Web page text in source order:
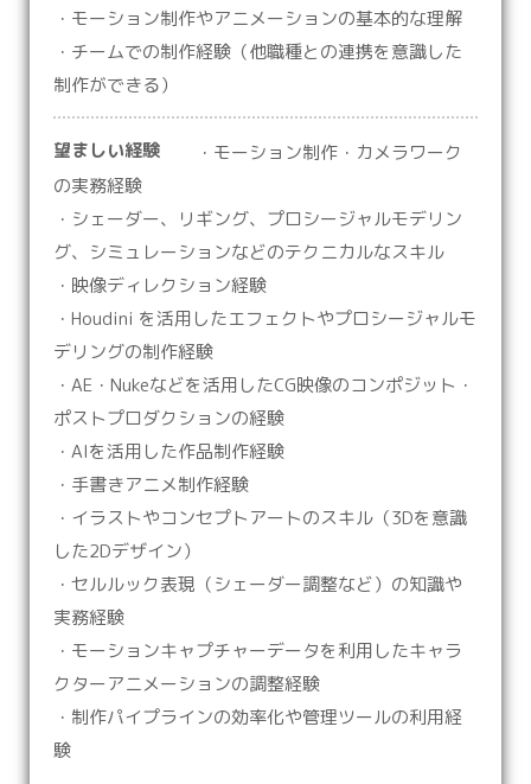
・モーション制作やアニメーションの基本的な理解
・チームでの制作経験（他職種との連携を意識した
制作ができる）
望ましい経験
・モーション制作・カメラワーク
の実務経験
・シェーダー、リギング、プロシージャルモデリン
グ、シミュレーションなどのテクニカルなスキル
・映像ディレクション経験
・Houdini を活用したエフェクトやプロシージャルモ
デリングの制作経験
・AE・Nukeなどを活用したCG映像のコンポジット・
ポストプロダクションの経験
・AIを活用した作品制作経験
・手書きアニメ制作経験
・イラストやコンセプトアートのスキル（3Dを意識
した2Dデザイン）
・セルルック表現（シェーダー調整など）の知識や
実務経験
・モーションキャプチャーデータを利用したキャラ
クターアニメーションの調整経験
・制作パイプラインの効率化や管理ツールの利用経
験